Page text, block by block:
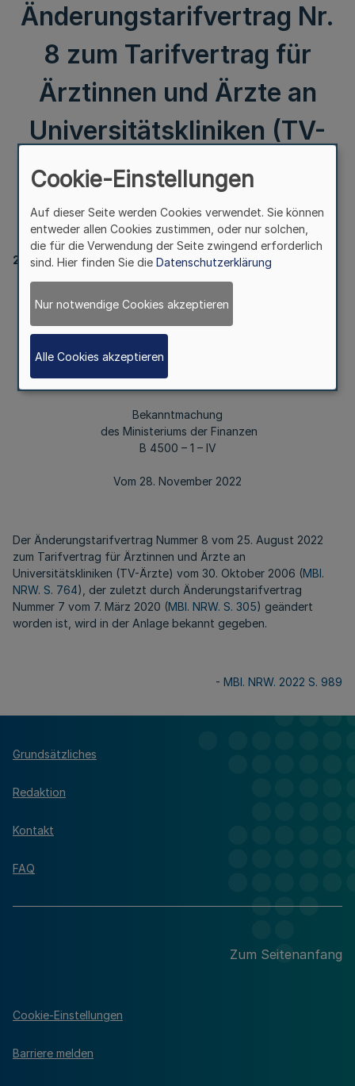
Änderungstarifvertrag Nr.
8 zum Tarifvertrag für
Ärztinnen und Ärzte an
Universitätskliniken (TV-
Ärzte) vom 25. August
2022
20310
zum Tarifvertrag
für Ärztinnen und Ärzte an Universitätskliniken
(TV-Ärzte)
vom 25. August 2022
Bekanntmachung
des Ministeriums der Finanzen
B 4500 – 1 – IV
Vom 28. November 2022
Der Änderungstarifvertrag Nummer 8 vom 25. August 2022
zum Tarifvertrag für Ärztinnen und Ärzte an
Universitätskliniken (TV-Ärzte) vom 30. Oktober 2006 (MBl.
NRW. S. 764), der zuletzt durch Änderungstarifvertrag
Nummer 7 vom 7. März 2020 (MBl. NRW. S. 305) geändert
worden ist, wird in der Anlage bekannt gegeben.
- MBl. NRW. 2022 S. 989
Grundsätzliches
Redaktion
Kontakt
FAQ
Zum Seitenanfang
Cookie-Einstellungen
Barriere melden
Cookie-Einstellungen
Auf dieser Seite werden Cookies verwendet. Sie können
entweder allen Cookies zustimmen, oder nur solchen,
die für die Verwendung der Seite zwingend erforderlich
sind. Hier finden Sie die Datenschutzerklärung
Nur notwendige Cookies akzeptieren
Alle Cookies akzeptieren